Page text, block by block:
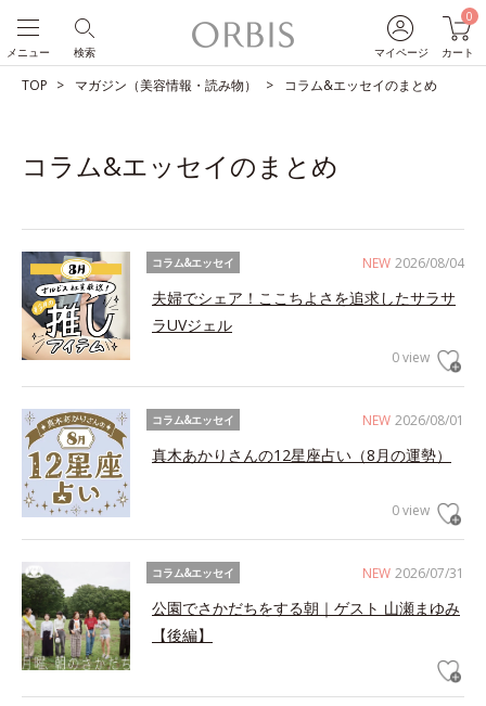
マイページ
0
カート
検索
メニュー
TOP マガジン（美容情報・読み物） コラム&エッセイのまとめ
コラム&エッセイのまとめ
NEW 2026/08/04
コラム&エッセイ
夫婦でシェア！ここちよさを追求したサラサ
ラUVジェル
0 view
NEW 2026/08/01
コラム&エッセイ
真木あかりさんの12星座占い（8月の運勢）
0 view
NEW 2026/07/31
コラム&エッセイ
公園でさかだちをする朝｜ゲスト 山瀬まゆみ
【後編】